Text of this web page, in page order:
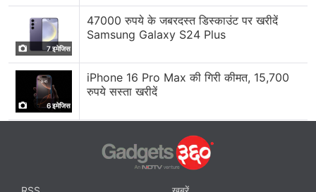
7 इमेजिस
47000 रुपये के जबरदस्त डिस्काउंट पर खरीदें
Samsung Galaxy S24 Plus
6 इमेजिस
iPhone 16 Pro Max की गिरी कीमत, 15,700
रुपये सस्ता खरीदें